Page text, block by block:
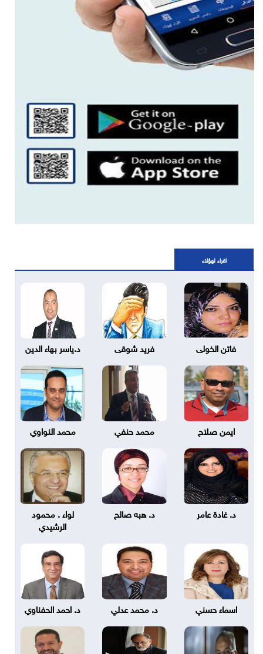
اقراء لهؤلاء
فاتن الخولى فريد شوقى د.ياسر بهاء الدين
ايمن صلاح محمد حنفي محمد النواوي
د. غادة عامر د. هبه صالح
لواء . محمود
الرشيدي
اسماء حسني د. محمد عدلي د. احمد الحفناوي